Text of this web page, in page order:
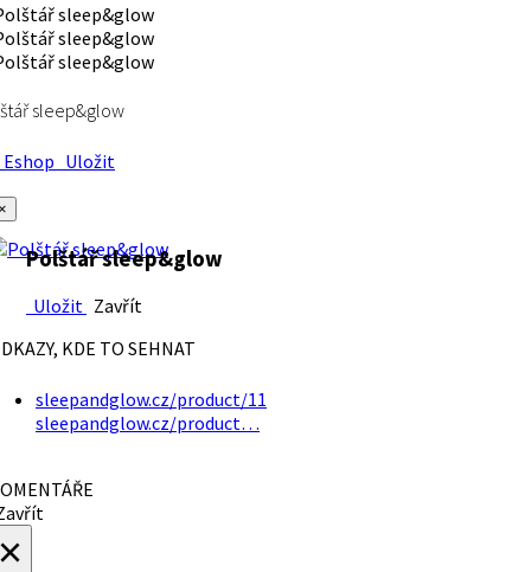
sleep&glow
Uložit
Polštář sleep&glow
Uložit Zavřít
KDE TO SEHNAT
sleepandglow.cz/product/11
sleepandglow.cz/product…